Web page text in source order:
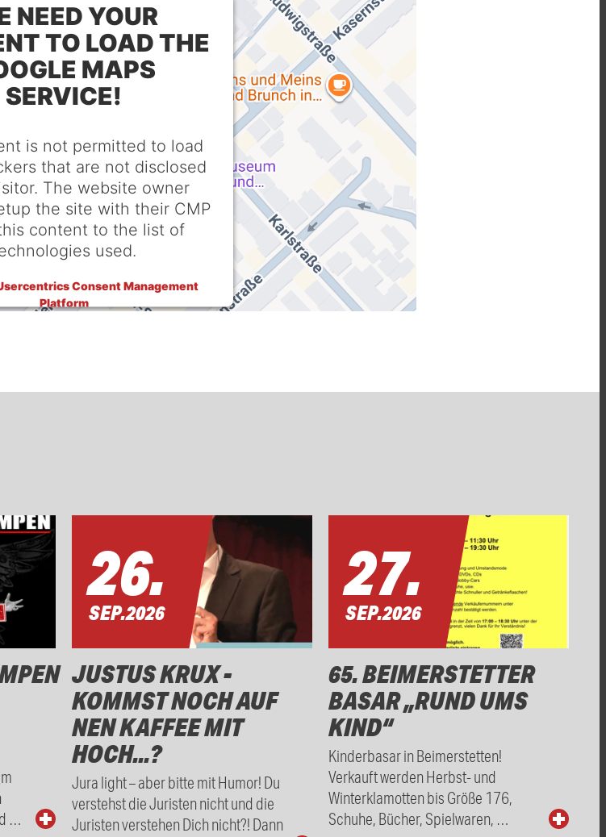
NEED YOUR
TO LOAD THE
MAPS
SERVICE!
is not permitted to load
that are not disclosed
The website owner
the site with their CMP
content to the list of
used.
Consent Management
Platform
…
26.
SEP.2026
JUSTUS KRUX -
KOMMST NOCH AUF
NEN KAFFEE MIT
HOCH...?
Jura light – aber bitte mit Humor! Du
verstehst die Juristen nicht und die
Juristen verstehen Dich nicht?! Dann
27.
SEP.2026
65. BEIMERSTETTER
BASAR „RUND UMS
KIND“
Kinderbasar in Beimerstetten!
Verkauft werden Herbst- und
Winterklamotten bis Größe 176,
Schuhe, Bücher, Spielwaren, …